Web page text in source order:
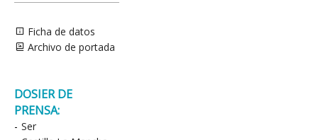
Ficha de datos
Archivo de portada
DOSIER DE
PRENSA:
- Ser